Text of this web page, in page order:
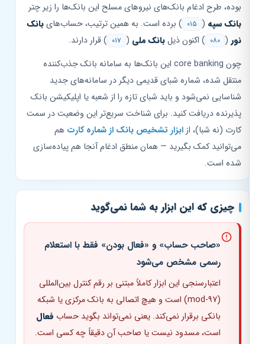
بوده، طرح ادغام بانک‌های نیروهای مسلح این بانک‌ها را زیر چتر
بانک سپه( ۰۱۵ ) برده است. به همین ترتیب، حساب‌هایبانک
( ۰۸۰ ) اکنون ذیلبانک ملی( ۰۱۷ ) قرار دارند.
چون core banking این بانک‌ها به سامانه بانک جذب‌کننده
منتقل شده، شماره شبای قدیمی دیگر در سامانه‌های جدید
شناسایی نمی‌شود و باید شبای تازه را از شعبه یا اپلیکیشن بانک
پذیرنده دریافت کنید. برای شناخت سریع‌تر این وضعیت در سمت
کارت (نه شبا)، ازابزار تشخیص بانک از شماره کارتهم
می‌توانید کمک بگیرید — همان منطق ادغام آنجا هم پیاده‌سازی
شده است.
چیزی که این ابزار به شما نمی‌گوید
«صاحب حساب» و «فعال بودن» فقط با استعلام
رسمی مشخص می‌شود
اعتبارسنجی این ابزار کاملاً مبتنی بر رقم کنترل بین‌المللی
(mod-97) است و هیچ اتصالی به بانک مرکزی یا شبکه
بانکی برقرار نمی‌کند. یعنی نمی‌تواند بگوید حسابفعال
است، مسدود نیست یا صاحب آن دقیقاً چه کسی است.